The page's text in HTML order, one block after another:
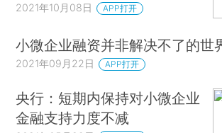
2021年10月08日 APP打开
小微企业融资并非解决不了的世
2021年09月22日 APP打开
央行：短期内保持对小微企业
金融支持力度不减